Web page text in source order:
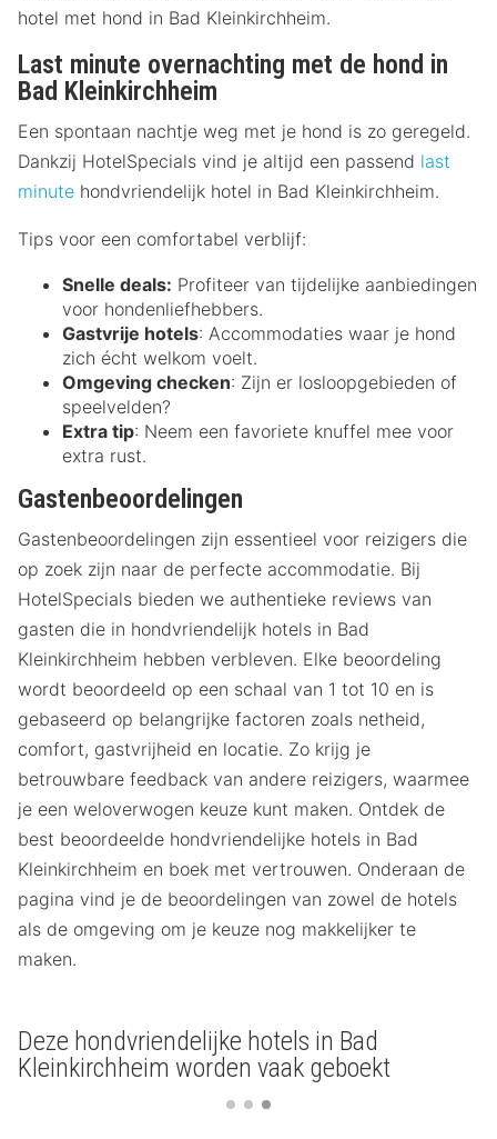
hotel met hond in Bad Kleinkirchheim.
Last minute overnachting met de hond in
Bad Kleinkirchheim
Een spontaan nachtje weg met je hond is zo geregeld.
Dankzij HotelSpecials vind je altijd een passend last
minute hondvriendelijk hotel in Bad Kleinkirchheim.
Tips voor een comfortabel verblijf:
Snelle deals: Profiteer van tijdelijke aanbiedingen
voor hondenliefhebbers.
Gastvrije hotels: Accommodaties waar je hond
zich écht welkom voelt.
Omgeving checken: Zijn er losloopgebieden of
speelvelden?
Extra tip: Neem een favoriete knuffel mee voor
extra rust.
Gastenbeoordelingen
Gastenbeoordelingen zijn essentieel voor reizigers die
op zoek zijn naar de perfecte accommodatie. Bij
HotelSpecials bieden we authentieke reviews van
gasten die in hondvriendelijk hotels in Bad
Kleinkirchheim hebben verbleven. Elke beoordeling
wordt beoordeeld op een schaal van 1 tot 10 en is
gebaseerd op belangrijke factoren zoals netheid,
comfort, gastvrijheid en locatie. Zo krijg je
betrouwbare feedback van andere reizigers, waarmee
je een weloverwogen keuze kunt maken. Ontdek de
best beoordeelde hondvriendelijke hotels in Bad
Kleinkirchheim en boek met vertrouwen. Onderaan de
pagina vind je de beoordelingen van zowel de hotels
als de omgeving om je keuze nog makkelijker te
maken.
Deze hondvriendelijke hotels in Bad
Kleinkirchheim worden vaak geboekt